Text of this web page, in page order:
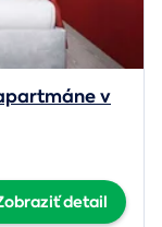
v
detail